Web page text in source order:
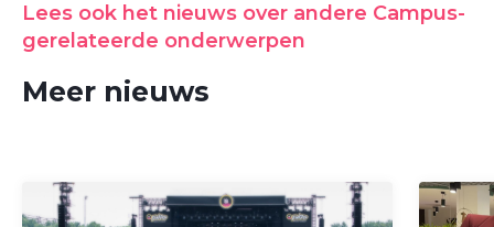
Lees ook het nieuws over andere Campus-
gerelateerde onderwerpen
Meer nieuws